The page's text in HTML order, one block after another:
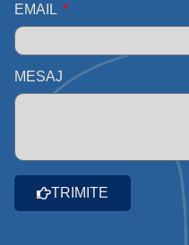
EMAIL
MESAJ
TRIMITE